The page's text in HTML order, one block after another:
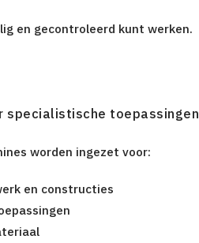
en gecontroleerd kunt werken.
specialistische toepassingen
worden ingezet voor:
en constructies